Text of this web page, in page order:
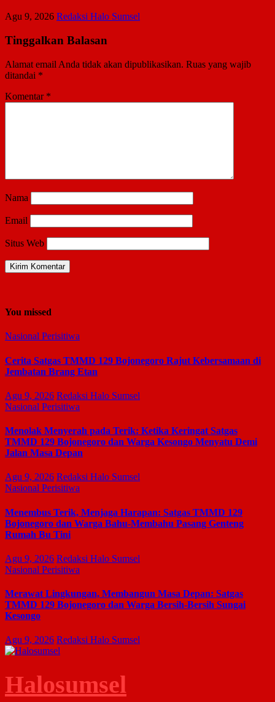
Agu 9, 2026 Redaksi Halo Sumsel
Tinggalkan Balasan
Alamat email Anda tidak akan dipublikasikan. Ruas yang wajib
ditandai *
Komentar *
Nama
Email
Situs Web
You missed
Nasional Perisitiwa
Cerita Satgas TMMD 129 Bojonegoro Rajut Kebersamaan di
Jembatan Brang Etan
Agu 9, 2026 Redaksi Halo Sumsel
Nasional Perisitiwa
Menolak Menyerah pada Terik: Ketika Keringat Satgas
TMMD 129 Bojonegoro dan Warga Kesongo Menyatu Demi
Jalan Masa Depan
Agu 9, 2026 Redaksi Halo Sumsel
Nasional Perisitiwa
Menembus Terik, Menjaga Harapan: Satgas TMMD 129
Bojonegoro dan Warga Bahu-Membahu Pasang Genteng
Rumah Bu Tini
Agu 9, 2026 Redaksi Halo Sumsel
Nasional Perisitiwa
Merawat Lingkungan, Membangun Masa Depan: Satgas
TMMD 129 Bojonegoro dan Warga Bersih-Bersih Sungai
Kesongo
Agu 9, 2026 Redaksi Halo Sumsel
Halosumsel